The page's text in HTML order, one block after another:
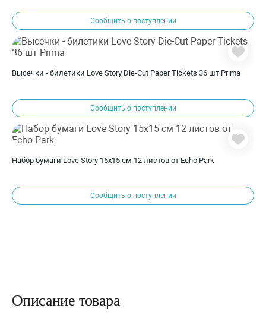
Сообщить о поступлении
Высечки - билетики Love Story Die-Cut Paper Tickets 36 шт Prima
Сообщить о поступлении
Набор бумаги Love Story 15х15 см 12 листов от Echo Park
Сообщить о поступлении
Описание товара